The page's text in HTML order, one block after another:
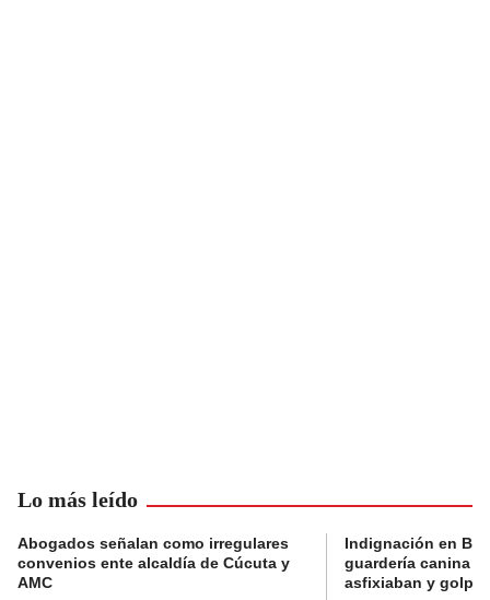
Lo más leído
Abogados señalan como irregulares
convenios ente alcaldía de Cúcuta y
AMC
Indignación en
guardería canina
asfixiaban y